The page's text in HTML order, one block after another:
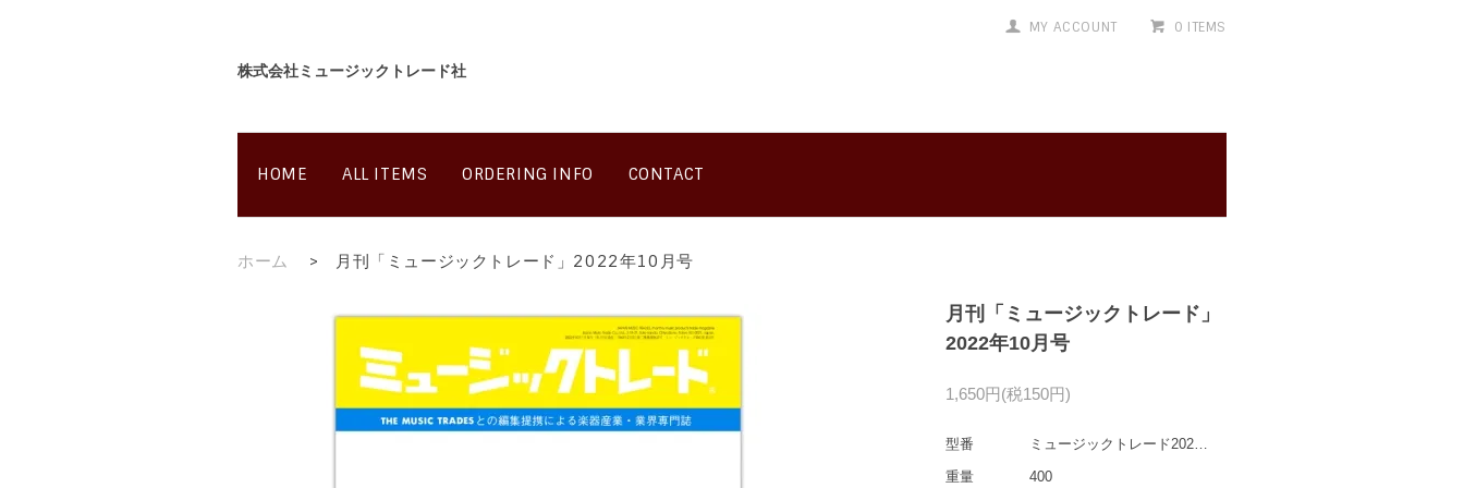
MY ACCOUNT 0 ITEMS
株式会社ミュージックトレード社
HOME ALL ITEMS ORDERING INFO CONTACT
ホーム > 月刊「ミュージックトレード」2022年10月号
月刊「ミュージックトレード」
2022年10月号
1,650円(税150円)
型番
ミュージックトレード202210
重量
400